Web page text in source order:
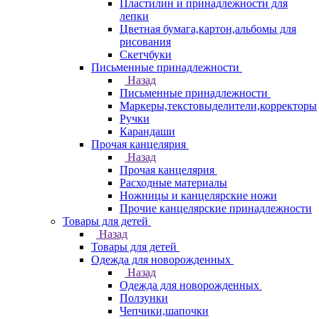
Пластилин и принадлежности для
лепки
Цветная бумага,картон,альбомы для
рисования
Скетчбуки
Письменные принадлежности
Назад
Письменные принадлежности
Маркеры,текстовыделители,корректоры
Ручки
Карандаши
Прочая канцелярия
Назад
Прочая канцелярия
Расходные материалы
Ножницы и канцелярские ножи
Прочие канцелярские принадлежности
Товары для детей
Назад
Товары для детей
Одежда для новорожденных
Назад
Одежда для новорожденных
Ползунки
Чепчики,шапочки